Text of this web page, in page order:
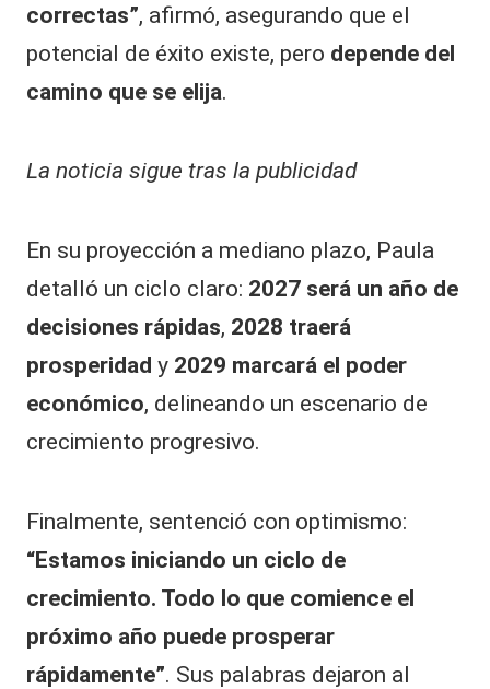
correctas”, afirmó, asegurando que el
potencial de éxito existe, pero depende del
camino que se elija.
La noticia sigue tras la publicidad
En su proyección a mediano plazo, Paula
detalló un ciclo claro: 2027 será un año de
decisiones rápidas, 2028 traerá
prosperidad y 2029 marcará el poder
económico, delineando un escenario de
crecimiento progresivo.
Finalmente, sentenció con optimismo:
“Estamos iniciando un ciclo de
crecimiento. Todo lo que comience el
próximo año puede prosperar
rápidamente”. Sus palabras dejaron al